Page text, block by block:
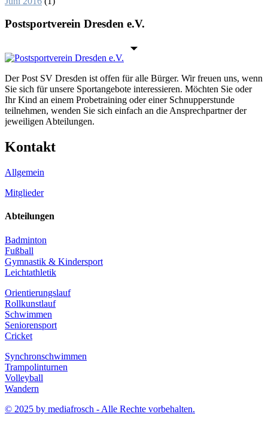
Postsportverein Dresden e.V.
Der Post SV Dresden ist offen für alle Bürger. Wir freuen uns, wenn
Sie sich für unsere Sportangebote interessieren. Möchten Sie oder
Ihr Kind an einem Probetraining oder einer Schnupperstunde
teilnehmen, wenden Sie sich einfach an die Ansprechpartner der
jeweiligen Abteilungen.
Kontakt
Allgemein
Mitglieder
Abteilungen
Badminton
Fußball
Gymnastik & Kindersport
Leichtathletik
Orientierungslauf
Rollkunstlauf
Schwimmen
Seniorensport
Cricket
Synchronschwimmen
Trampolinturnen
Volleyball
Wandern
© 2025 by mediafrosch - Alle Rechte vorbehalten.